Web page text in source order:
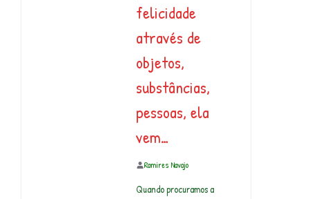
felicidade
através de
objetos,
substâncias,
pessoas, ela
vem…
Ramires Navajo
Quando procuramos a